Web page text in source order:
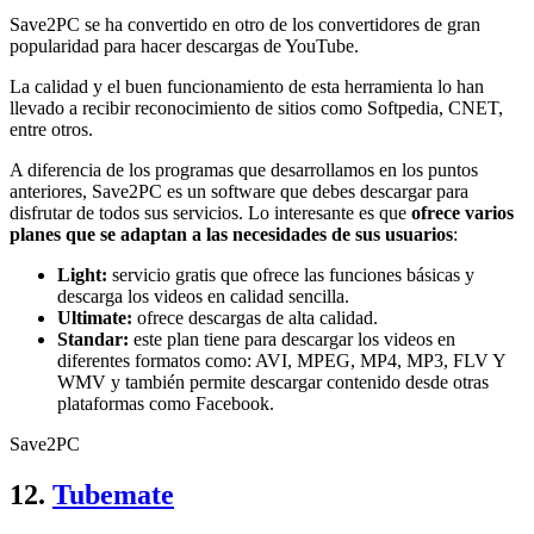
Save2PC se ha convertido en otro de los convertidores de gran
popularidad para hacer descargas de YouTube.
La calidad y el buen funcionamiento de esta herramienta lo han
llevado a recibir reconocimiento de sitios como Softpedia, CNET,
entre otros.
A diferencia de los programas que desarrollamos en los puntos
anteriores, Save2PC es un software que debes descargar para
disfrutar de todos sus servicios. Lo interesante es que ofrece varios
planes que se adaptan a las necesidades de sus usuarios:
Light: servicio gratis que ofrece las funciones básicas y
descarga los videos en calidad sencilla.
Ultimate: ofrece descargas de alta calidad.
Standar: este plan tiene para descargar los videos en
diferentes formatos como: AVI, MPEG, MP4, MP3, FLV Y
WMV y también permite descargar contenido desde otras
plataformas como Facebook.
Save2PC
12. Tubemate